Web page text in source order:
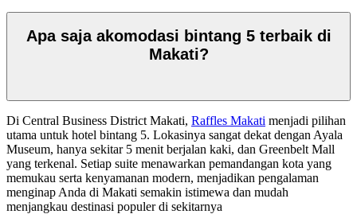
Apa saja akomodasi bintang 5 terbaik di
Makati?
Di Central Business District Makati, Raffles Makati menjadi pilihan
utama untuk hotel bintang 5. Lokasinya sangat dekat dengan Ayala
Museum, hanya sekitar 5 menit berjalan kaki, dan Greenbelt Mall
yang terkenal. Setiap suite menawarkan pemandangan kota yang
memukau serta kenyamanan modern, menjadikan pengalaman
menginap Anda di Makati semakin istimewa dan mudah
menjangkau destinasi populer di sekitarnya